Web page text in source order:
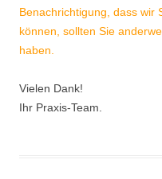
Benachrichtigung, dass wir
können, sollten Sie
haben.
Vielen Dank!
Ihr Praxis-Team.